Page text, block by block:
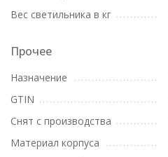
Вес светильника в кг
Прочее
Назначение
GTIN
Снят с производства
Материал корпуса